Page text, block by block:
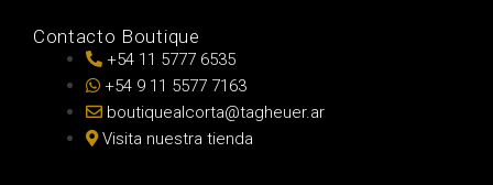
Contacto Boutique
+54 11 5777 6535
+54 9 11 5577 7163
boutiquealcorta@tagheuer.ar
Visita nuestra tienda